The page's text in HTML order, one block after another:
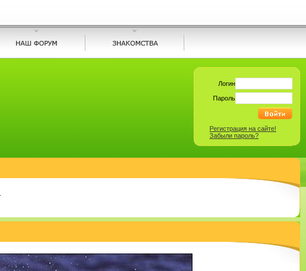
Логин
Пароль
Регистрация на сайте!
Забыли пароль?